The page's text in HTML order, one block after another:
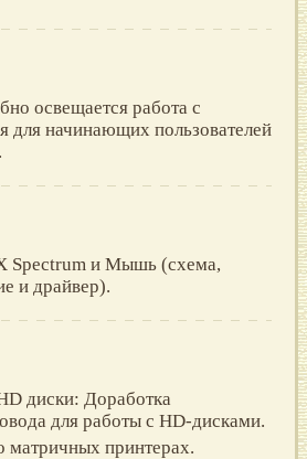
освещается работа с
для начинающих пользователей
Spectrum и Мышь (схема,
и драйвер).
диски: Доработка
для работы с HD-дисками.
матричных принтерах.